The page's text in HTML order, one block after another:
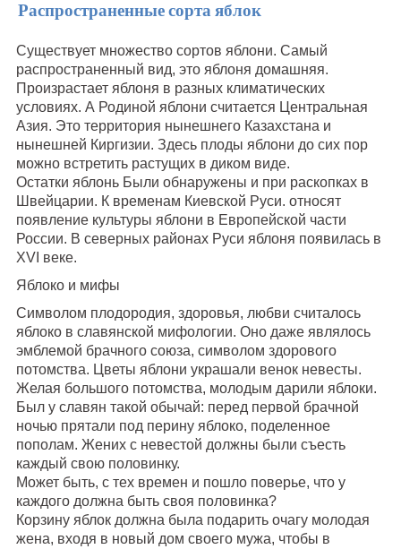
Распространенные сорта яблок
Существует множество сортов яблони. Самый
распространенный вид, это яблоня домашняя.
Произрастает яблоня в разных климатических
условиях. А Родиной яблони считается Центральная
Азия. Это территория нынешнего Казахстана и
нынешней Киргизии. Здесь плоды яблони до сих пор
можно встретить растущих в диком виде.
Остатки яблонь Были обнаружены и при раскопках в
Швейцарии. К временам Киевской Руси. относят
появление культуры яблони в Европейской части
России. В северных районах Руси яблоня появилась в
XVI веке.
Яблоко и мифы
Символом плодородия, здоровья, любви считалось
яблоко в славянской мифологии. Оно даже являлось
эмблемой брачного союза, символом здорового
потомства. Цветы яблони украшали венок невесты.
Желая большого потомства, молодым дарили яблоки.
Был у славян такой обычай: перед первой брачной
ночью прятали под перину яблоко, поделенное
пополам. Жених с невестой должны были съесть
каждый свою половинку.
Может быть, с тех времен и пошло поверье, что у
каждого должна быть своя половинка?
Корзину яблок должна была подарить очагу молодая
жена, входя в новый дом своего мужа, чтобы в